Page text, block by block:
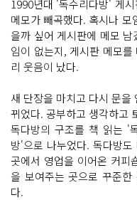
1990년대 '독수리다방' 게
메모가 빼곡했다. 혹시나
을까 싶어 게시판에 메모
임이 없는지, 게시판 메모
리 웃음이 났다.
새 단장을 마치고 다시 문
뀌었다. 공부하고 생각하고
독다방의 구조를 책 읽는 '
방'으로 나누었다. 독다방
곳에서 영업을 이어온 커피
을 보여주는 곳으로 꾸준
다.